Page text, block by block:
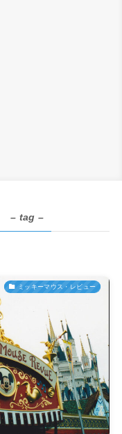
– tag –
ミッキーマウス・レビュー